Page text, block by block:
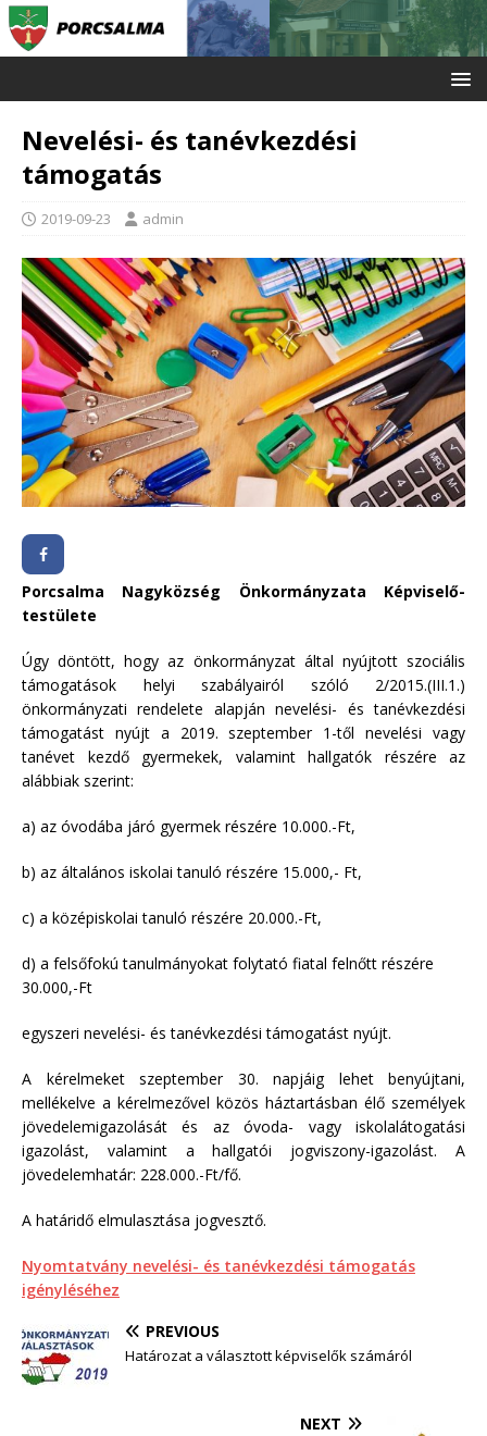
Nevelési- és tanévkezdési
támogatás
2019-09-23 admin
Porcsalma Nagyközség Önkormányzata Képviselő-
testülete
Úgy döntött, hogy az önkormányzat által nyújtott szociális
támogatások helyi szabályairól szóló 2/2015.(III.1.)
önkormányzati rendelete alapján nevelési- és tanévkezdési
támogatást nyújt a 2019. szeptember 1-től nevelési vagy
tanévet kezdő gyermekek, valamint hallgatók részére az
alábbiak szerint:
a) az óvodába járó gyermek részére 10.000.-Ft,
b) az általános iskolai tanuló részére 15.000,- Ft,
c) a középiskolai tanuló részére 20.000.-Ft,
d) a felsőfokú tanulmányokat folytató fiatal felnőtt részére
30.000,-Ft
egyszeri nevelési- és tanévkezdési támogatást nyújt.
A kérelmeket szeptember 30. napjáig lehet benyújtani,
mellékelve a kérelmezővel közös háztartásban élő személyek
jövedelemigazolását és az óvoda- vagy iskolalátogatási
igazolást, valamint a hallgatói jogviszony-igazolást. A
jövedelemhatár: 228.000.-Ft/fő.
A határidő elmulasztása jogvesztő.
Nyomtatvány nevelési- és tanévkezdési támogatás
igényléséhez
PREVIOUS
Határozat a választott képviselők számáról
NEXT